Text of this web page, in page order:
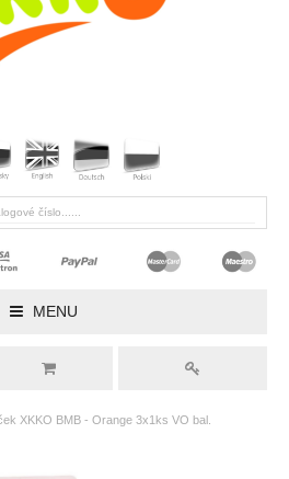
MENU
XKKO BMB - Orange 3x1ks VO bal.